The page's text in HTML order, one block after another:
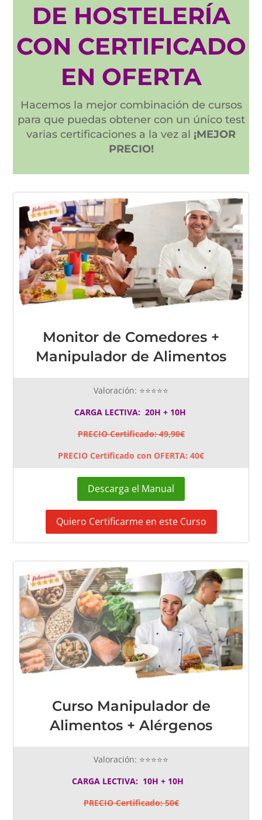
DE HOSTELERÍA
CON CERTIFICADO
EN OFERTA
Hacemos la mejor combinación de cursos
para que puedas obtener con un único test
varias certificaciones a la vez al ¡MEJOR
PRECIO!
Monitor de Comedores +
Manipulador de Alimentos
Valoración: ⭐⭐⭐⭐⭐
CARGA LECTIVA: 20H + 10H
PRECIO Certificado: 49,90€
PRECIO Certificado con OFERTA: 40€
Descarga el Manual
Quiero Certificarme en este Curso
Curso Manipulador de
Alimentos + Alérgenos
Valoración: ⭐⭐⭐⭐⭐
CARGA LECTIVA: 10H + 10H
PRECIO Certificado: 50€